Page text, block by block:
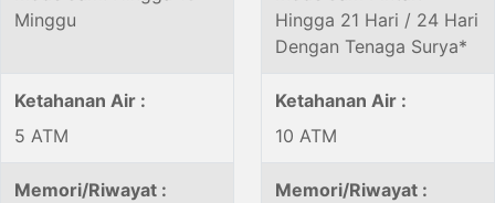
Minggu
Hingga 21 Hari / 24 Hari
Dengan Tenaga Surya*
Ketahanan Air :
5 ATM
Ketahanan Air :
10 ATM
Memori/Riwayat :
Memori/Riwayat :